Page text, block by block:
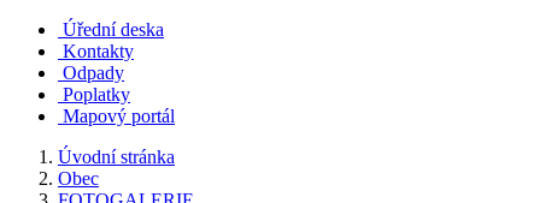
Úřední deska
Kontakty
Odpady
Poplatky
Mapový portál
Úvodní stránka
Obec